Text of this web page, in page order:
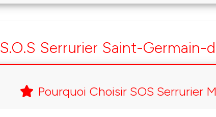
S.O.S Serrurier Saint-Germain-
Pourquoi Choisir SOS Serrurier